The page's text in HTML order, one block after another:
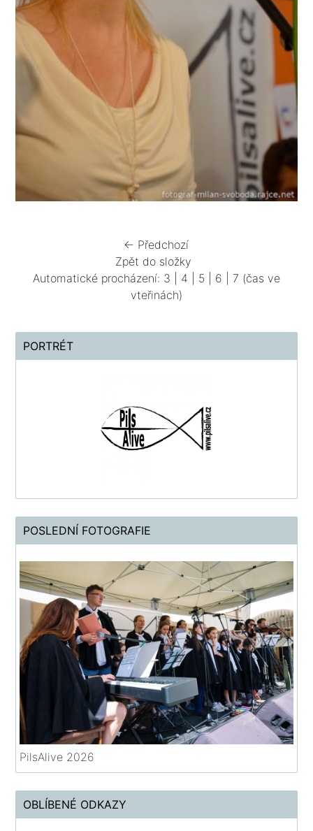
← Předchozí
Zpět do složky
Automatické procházení: 3 4 5 6 7 (čas ve
vteřinách)
PORTRÉT
POSLEDNÍ FOTOGRAFIE
PilsAlive 2026
OBLÍBENÉ ODKAZY